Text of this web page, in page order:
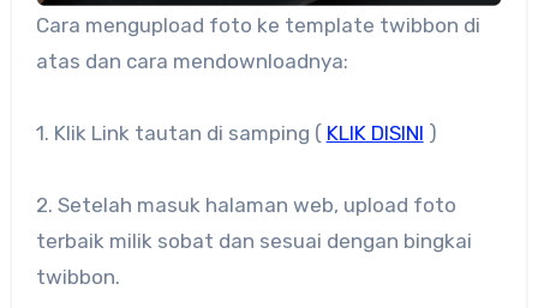
Cara mengupload foto ke template twibbon di
atas dan cara mendownloadnya:
1. Klik Link tautan di samping ( KLIK DISINI )
2. Setelah masuk halaman web, upload foto
terbaik milik sobat dan sesuai dengan bingkai
twibbon.